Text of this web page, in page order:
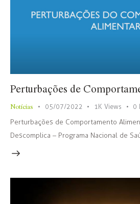
Perturbações de
Notícias 05/07/2022 1K Views 0
Perturbações de Comportamento
Descomplica – Programa Nacional de